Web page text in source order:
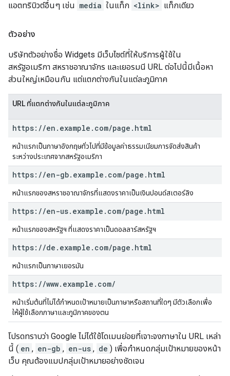
แอตทริบิวต์อื่นๆ เช่น media ในแท็ก <link> แท็กเดียว
ตัวอย่าง
บริษัทตัวอย่างชื่อ Widgets มีเว็บไซต์ที่ให้บริการผู้ใช้ใน
สหรัฐอเมริกา สหราชอาณาจักร และเยอรมนี URL ต่อไปนี้มีเนื้อหา
ส่วนใหญ่เหมือนกัน แต่แตกต่างกันในแต่ละภูมิภาค
URL ที่แตกต่างกันในแต่ละภูมิภาค
https: //en . example . com/page . html
หน้าแรกเป็นภาษาอังกฤษทั่วไปที่มีข้อมูลค่าธรรมเนียมการจัดส่งสินค้า
ระหว่างประเทศจากสหรัฐอเมริกา
https: //en-gb. example . com/page . html
หน้าแรกของสหราชอาณาจักรที่แสดงราคาเป็นเงินปอนด์สเตอร์ลิง
https: //en-us. example . com/page . html
หน้าแรกของสหรัฐฯ ที่แสดงราคาเป็นดอลลาร์สหรัฐฯ
https: //de . example . com/page . html
หน้าแรกเป็นภาษาเยอรมัน
https: //www. example . com/
หน้าเริ่มต้นที่ไม่ได้กำหนดเป้าหมายเป็นภาษาหรือสถานที่ใดๆ มีตัวเลือกเพื่อ
ให้ผู้ใช้เลือกภาษาและภูมิภาคของตน
โปรดทราบว่า Google ไม่ได้ใช้โดเมนย่อยที่เจาะจงภาษาใน URL เหล่า
นี้ ( en , en-gb , en-us , de ) เพื่อกำหนดกลุ่มเป้าหมายของหน้า
เว็บ คุณต้องแมปกลุ่มเป้าหมายอย่างชัดเจน